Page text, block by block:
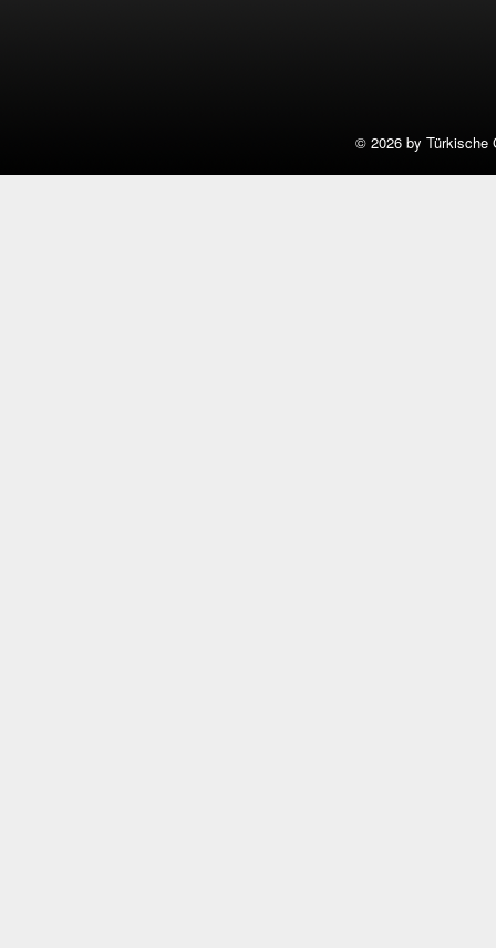
© 2026 by Türkische